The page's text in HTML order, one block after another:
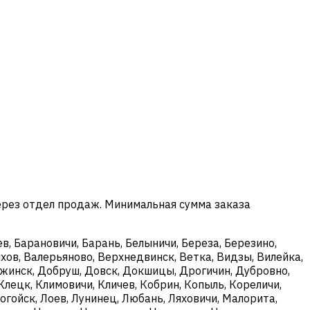
отдел продаж. Минимальная сумма заказа
Барановичи, Барань, Белыничи, Береза, Березино,
Валерьяново, Верхнедвинск, Ветка, Видзы, Вилейка,
Добруш, Довск, Докшицы, Дрогичин, Дубровно,
Климовичи, Кличев, Кобрин, Копыль, Кореличи,
Лоев, Лунинец, Любань, Ляховичи, Малорита,